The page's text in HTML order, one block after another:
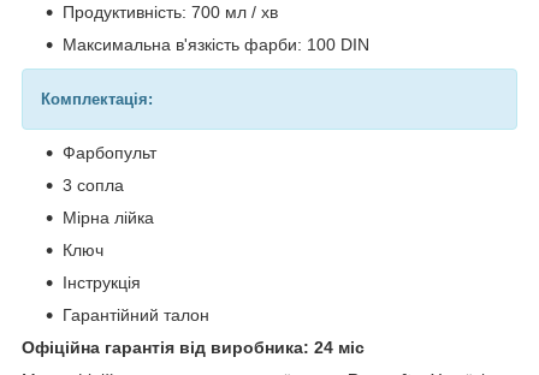
Продуктивність: 700 мл / хв
Максимальна в'язкість фарби: 100 DIN
Комплектація:
Фарбопульт
3 сопла
Мірна лійка
Ключ
Інструкція
Гарантійний талон
Офіційна гарантія від виробника: 24 міс